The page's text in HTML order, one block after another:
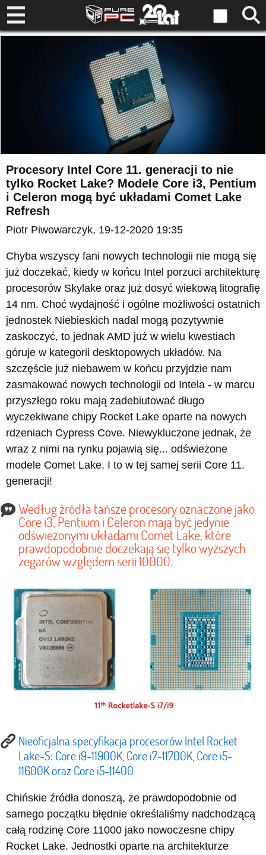
Procesory Intel Core 11. generacji to nie
tylko Rocket Lake? Modele Core i3, Pentium
i Celeron mogą być układami Comet Lake
Refresh
Piotr Piwowarczyk, 19-12-2020 19:35
Chyba wszyscy fani nowych technologii nie mogą się
już doczekać, kiedy w końcu Intel porzuci architekturę
procesorów Skylake oraz już dosyć wiekową litografię
14 nm. Choć wydajność i ogólne możliwości ostatnich
jednostek Niebieskich nadal mogą pozytywnie
zaskoczyć, to jednak AMD już w wielu kwestiach
góruje w kategorii desktopowych układów. Na
szczęście już niebawem w końcu przyjdzie nam
zasmakować nowych technologii od Intela - w marcu
przyszłego roku mają zadebiutować długo
wyczekiwane chipy Rocket Lake oparte na nowych
rdzeniach Cypress Cove. Niewykluczone jednak, że
wraz z nimi na rynku pojawią się... odświeżone
modele Comet Lake. I to w tej samej serii Core 11.
generacji!
Według źródła tańsze procesory oznaczone jako
Core i3, Pentium i Celeron mają być jedynie
odświeżonymi układami Comet Lake, które
prawdopodobnie doczekają się tylko wyższych
zegarów względem serii 10000.
Nieoficjalna specyfikacja procesorów Intel Rocket
Lake-S: Core i9-11900K, Core i7-11700K, Core i5-
11600K oraz Core i5-11400
Chińskie źródła donoszą, że prawdopodobnie od
samego początku błędnie określaliśmy nadchodzącą
całą rodzinę Core 11000 jako nowoczesne chipy
Rocket Lake. Jednostki oparte na architekturze